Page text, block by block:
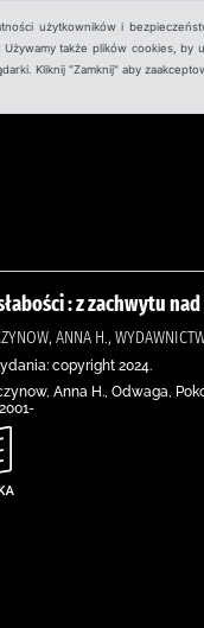
użytkowników i
także plików cookies, by
Kliknij "Zamknij" aby
: z zachwytu
ANNA H.,
copyright 2024.
Anna H., Odwaga,